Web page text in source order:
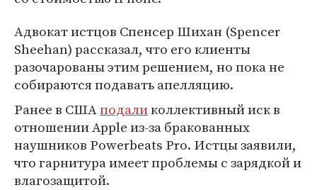
Адвокат истцов Спенсер Шихан (Spencer
Sheehan) рассказал, что его клиенты
разочарованы этим решением, но пока не
собираются подавать апелляцию.
Ранее в СШАподаликоллективный иск в
отношении Apple из-за бракованных
наушников Powerbeats Pro. Истцы заявили,
что гарнитура имеет проблемы с зарядкой и
влагозащитой.